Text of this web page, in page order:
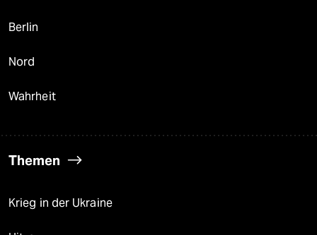
Berlin
Nord
Wahrheit
Themen
Krieg in der Ukraine